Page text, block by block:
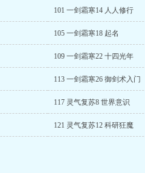
101 一剑霜寒14 人人修行
105 一剑霜寒18 起名
109 一剑霜寒22 十四光年
113 一剑霜寒26 御剑术入门
117 灵气复苏8 世界意识
121 灵气复苏12 科研狂魔